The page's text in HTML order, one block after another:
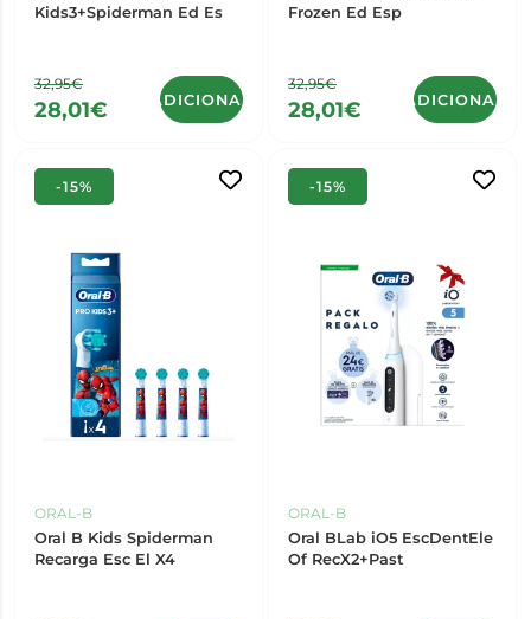
Kids3+Spiderman Ed Es
32,95€
28,01€ ADICIONAR
Frozen Ed Esp
32,95€
28,01€ ADICIONAR
-15%
ORAL-B
Oral B Kids Spiderman
Recarga Esc El X4
-15%
ORAL-B
Oral BLab iO5 EscDentEle
Of RecX2+Past